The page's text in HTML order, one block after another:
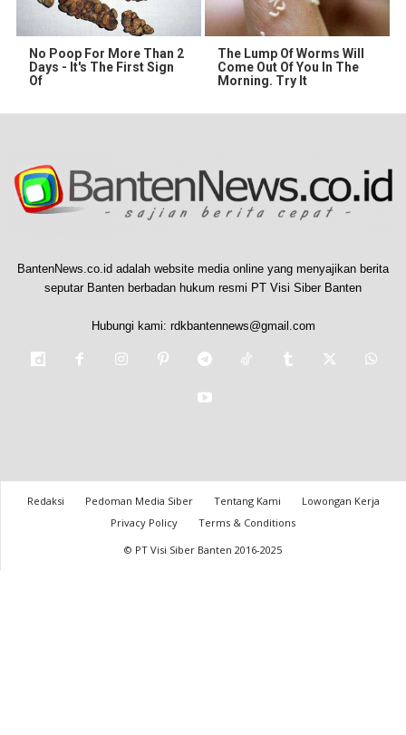
No Poop For More Than 2
Days - It's The First Sign
Of
The Lump Of Worms Will
Come Out Of You In The
Morning. Try It
BantenNews.co.id adalah website media online yang menyajikan berita
seputar Banten berbadan hukum resmi PT Visi Siber Banten
Hubungi kami: rdkbantennews@gmail.com
Redaksi Pedoman Media Siber Tentang Kami
Lowongan Kerja
Privacy Policy
Terms & Conditions
© PT Visi Siber Banten 2016-2025